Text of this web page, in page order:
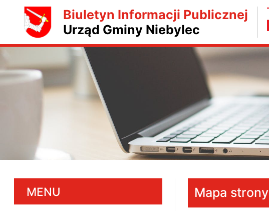
Biuletyn Informacji Publicznej
Urząd Gminy Niebylec
MENU Mapa strony